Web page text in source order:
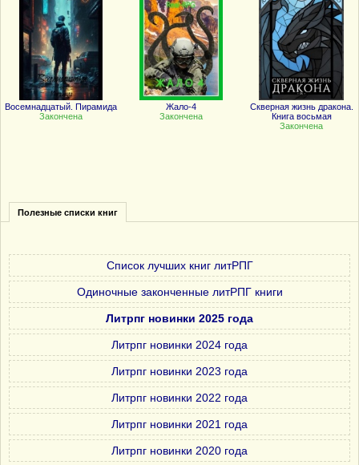
Восемнадцатый. Пирамида
Закончена
Жало-4
Закончена
Скверная жизнь дракона.
Книга восьмая
Закончена
Полезные списки книг
Список лучших книг литРПГ
Одиночные законченные литРПГ книги
Литрпг новинки 2025 года
Литрпг новинки 2024 года
Литрпг новинки 2023 года
Литрпг новинки 2022 года
Литрпг новинки 2021 года
Литрпг новинки 2020 года